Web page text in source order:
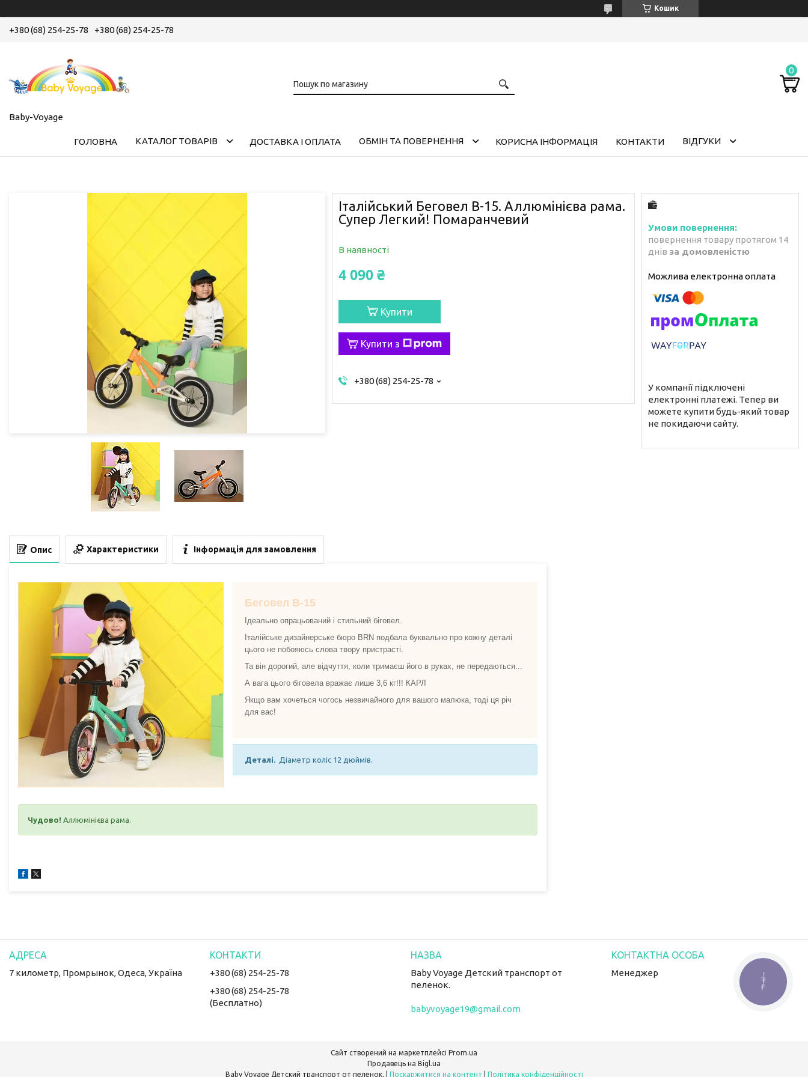
Кошик
+380 (68) 254-25-78 +380 (68) 254-25-78
Baby-Voyage
ГОЛОВНА КАТАЛОГ ТОВАРІВ ДОСТАВКА І ОПЛАТА ОБМІН ТА ПОВЕРНЕННЯ КОРИСНА ІНФОРМАЦІЯ КОНТАКТИ ВІДГУКИ
Італійський Беговел B-15. Аллюмінієва рама.
Супер Легкий! Помаранчевий
В наявності
4 090 ₴
Купити
Купити з
+380 (68) 254-25-78
повернення товару протягом 14
днів за домовленістю
У компанії підключені
електронні платежі. Тепер ви
можете купити будь-який товар
не покидаючи сайту.
Опис Характеристики Інформація для замовлення
Беговел B-15
Ідеально опрацьований і стильний біговел.
Італійське дизайнерське бюро BRN подбала буквально про кожну деталі
цього не побояюсь слова твору пристрасті.
Та він дорогий, але відчуття, коли тримаєш його в руках, не передаються...
А вага цього біговела вражає лише 3,6 кг!!! КАРЛ
Якщо вам хочеться чогось незвичайного для вашого малюка, тоді ця річ
для вас!
Деталі. Діаметр коліс 12 дюймів.
Чудово! Аллюмінієва рама.
7 километр, Промрынок, Одеса, Україна
+380 (68) 254-25-78
+380 (68) 254-25-78
(Бесплатно)
Baby Voyage Детский транспорт от
пеленок.
babyvoyage19@gmail.com
Менеджер
Сайт створений на маркетплейсі Prom.ua
Продавець на Bigl.ua
Поскаржитися на контент Політика конфіденційності
КНОПКА
ЗВ'ЯЗКУ